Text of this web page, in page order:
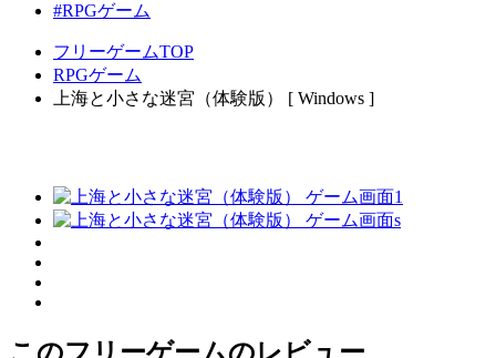
#RPGゲーム
フリーゲームTOP
RPGゲーム
上海と小さな迷宮（体験版） [ Windows ]